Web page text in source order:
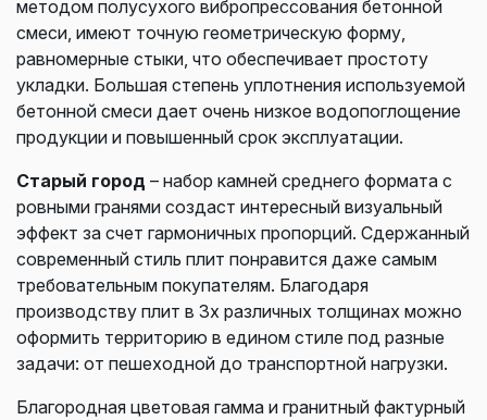
методом полусухого вибропрессования бетонной
смеси, имеют точную геометрическую форму,
равномерные стыки, что обеспечивает простоту
укладки. Большая степень уплотнения используемой
бетонной смеси дает очень низкое водопоглощение
продукции и повышенный срок эксплуатации.
Старый город – набор камней среднего формата с
ровными гранями создаст интересный визуальный
эффект за счет гармоничных пропорций. Сдержанный
современный стиль плит понравится даже самым
требовательным покупателям. Благодаря
производству плит в 3х различных толщинах можно
оформить территорию в едином стиле под разные
задачи: от пешеходной до транспортной нагрузки.
Благородная цветовая гамма и гранитный фактурный